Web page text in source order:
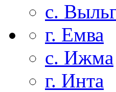
с.
г. Емва
с. Ижма
г. Инта